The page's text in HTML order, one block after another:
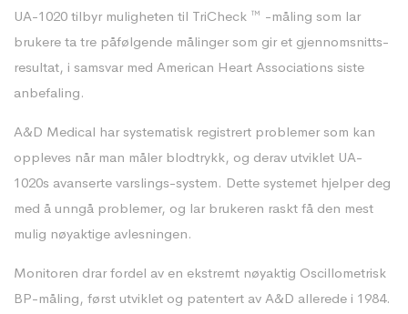
UA-1020 tilbyr muligheten til TriCheck ™ -måling som lar
brukere ta tre påfølgende målinger som gir et gjennomsnitts-
resultat, i samsvar med American Heart Associations siste
anbefaling.
A&D Medical har systematisk registrert problemer som kan
oppleves når man måler blodtrykk, og derav utviklet UA-
1020s avanserte varslings-system. Dette systemet hjelper deg
med å unngå problemer, og lar brukeren raskt få den mest
mulig nøyaktige avlesningen.
Monitoren drar fordel av en ekstremt nøyaktig Oscillometrisk
BP-måling, først utviklet og patentert av A&D allerede i 1984.